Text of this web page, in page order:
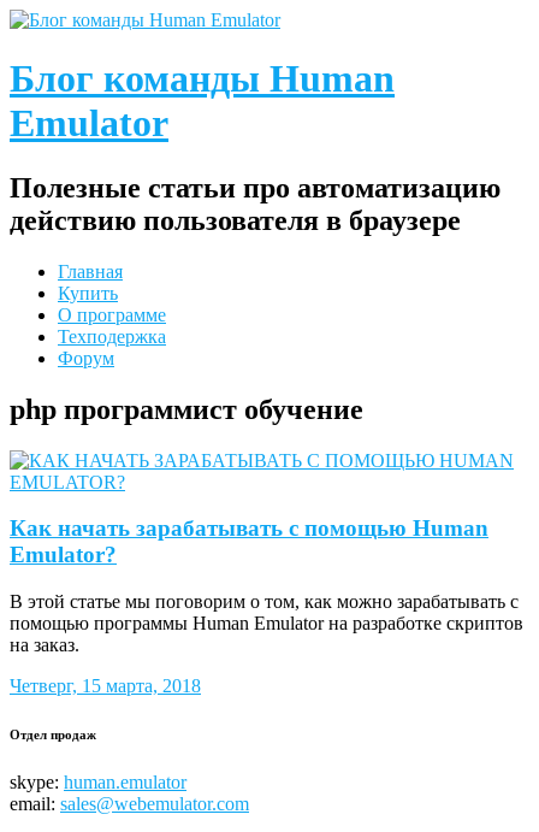
Блог команды Human
Emulator
Полезные статьи про автоматизацию
действию пользователя в браузере
Главная
Купить
О программе
Техподержка
Форум
php программист обучение
Как начать зарабатывать с помощью Human
Emulator?
В этой статье мы поговорим о том, как можно зарабатывать с
помощью программы Human Emulator на разработке скриптов
на заказ.
Четверг, 15 марта, 2018
Отдел продаж
skype: human.emulator
email: sales@webemulator.com